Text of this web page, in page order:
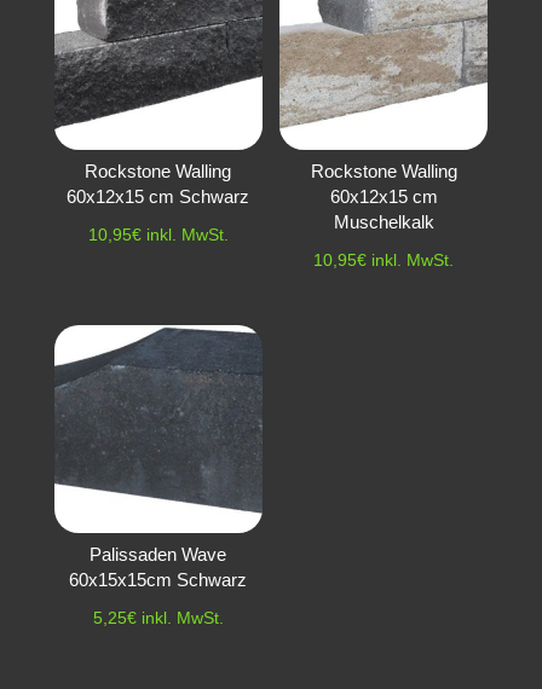
Rockstone Walling
60x12x15 cm Schwarz
10,95€ inkl. MwSt.
Rockstone Walling
60x12x15 cm
Muschelkalk
10,95€ inkl. MwSt.
Palissaden Wave
60x15x15cm Schwarz
5,25€ inkl. MwSt.